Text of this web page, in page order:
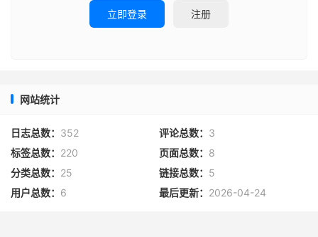
立即登录 注册
网站统计
日志总数： 352 评论总数： 3
标签总数： 220 页面总数： 8
分类总数： 25 链接总数： 5
用户总数： 6 最后更新： 2026-04-24